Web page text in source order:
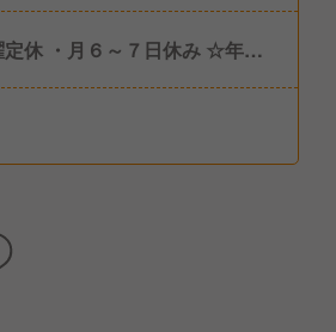
定休 ・月６～７日休み ☆年間